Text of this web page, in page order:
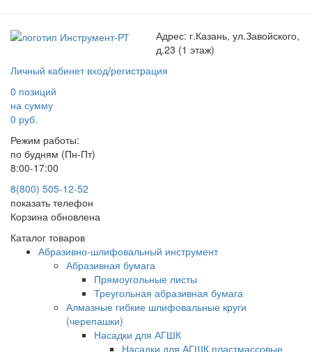
Адрес: г.Казань, ул.Завойского,
д.23 (1 этаж)
Личный кабинет вход/регистрация
0 позиций
на сумму
0 руб.
Режим работы:
по будням (Пн-Пт)
8:00-17:00
8(800) 505-12-52
показать телефон
Корзина обновлена
Каталог товаров
Абразивно-шлифовальный инструмент
Абразивная бумага
Прямоугольные листы
Треугольная абразивная бумага
Алмазные гибкие шлифовальные круги
(черепашки)
Насадки для АГШК
Насадки для АГШК пластмассовые